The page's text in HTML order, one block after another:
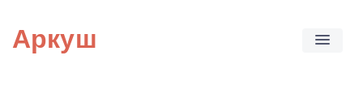
content
Аркуш